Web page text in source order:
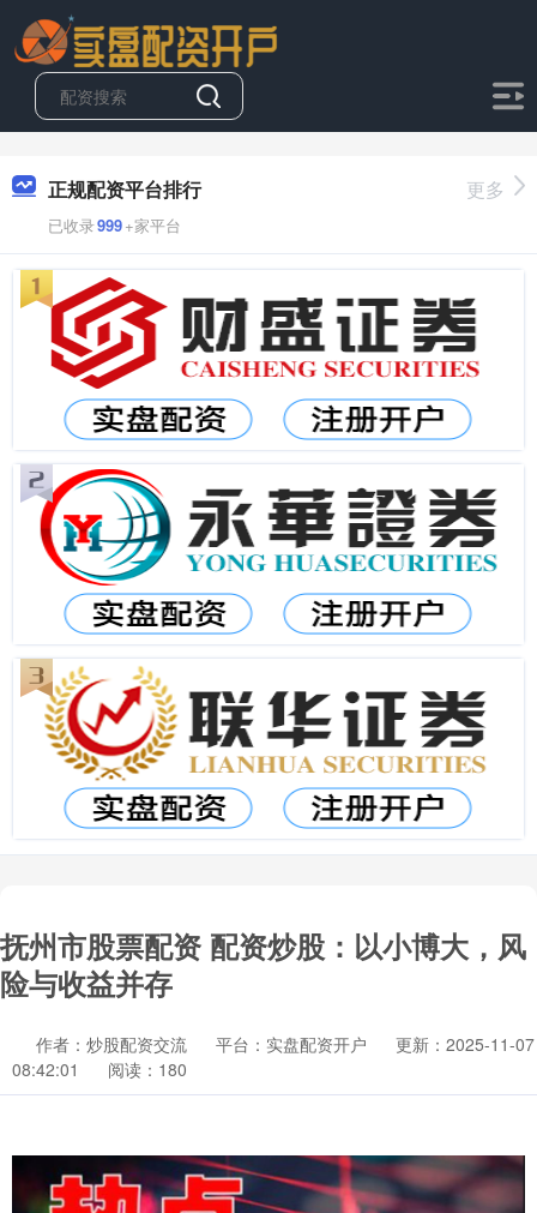
正规配资平台排行
已收录999+家平台
更多
抚州市股票配资 配资炒股：以小博大，风
险与收益并存
作者：炒股配资交流 平台：实盘配资开户
更新：2025-11-07
08:42:01
阅读：180